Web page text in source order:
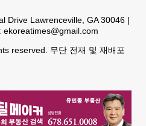
Drive Lawrenceville, GA 30046 |
ekoreatimes@gmail.com
reserved. 무단 전재 및 재배포